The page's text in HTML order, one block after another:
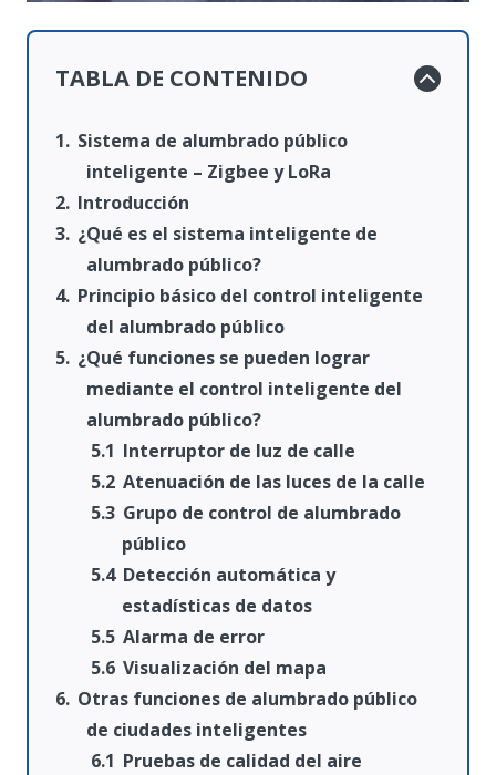
TABLA DE CONTENIDO
Sistema de alumbrado público
inteligente – Zigbee y LoRa
Introducción
¿Qué es el sistema inteligente de
alumbrado público?
Principio básico del control inteligente
del alumbrado público
¿Qué funciones se pueden lograr
mediante el control inteligente del
alumbrado público?
Interruptor de luz de calle
Atenuación de las luces de la calle
Grupo de control de alumbrado
público
Detección automática y
estadísticas de datos
Alarma de error
Visualización del mapa
Otras funciones de alumbrado público
de ciudades inteligentes
Pruebas de calidad del aire